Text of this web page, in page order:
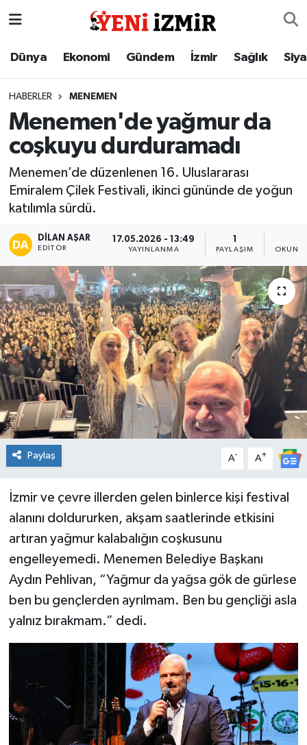
Dünya Ekonomi Gündem İzmir Sağlık
HABERLER MENEMEN
Menemen'de yağmur da
coşkuyu durduramadı
Menemen’de düzenlenen 16. Uluslararası
Emiralem Çilek Festivali, ikinci gününde de yoğun
katılımla sürdü.
DILAN AŞAR
EDITÖR
17.05.2026 - 13:49
YAYINLANMA PAYLAŞIM
Paylaş A- A+
İzmir ve çevre illerden gelen binlerce kişi festival
alanını doldururken, akşam saatlerinde etkisini
artıran yağmur kalabalığın coşkusunu
engelleyemedi. Menemen Belediye Başkanı
Aydın Pehlivan, “Yağmur da yağsa gök de gürlese
ben bu gençlerden ayrılmam. Ben bu gençliği asla
yalnız bırakmam.” dedi.
Dünya
Gündem
İzmir
Sağlık
Resmi İlanlar
Spor
Teknoloji
Tatil ve Seyahat
Çevre
İzmir Nöbetçi Eczaneler
İzmir Namaz Vakitleri
İzmir Trafik Yoğunluk Haritası
Süper Lig Puan Durumu ve Fikstür
Haber Arşivi